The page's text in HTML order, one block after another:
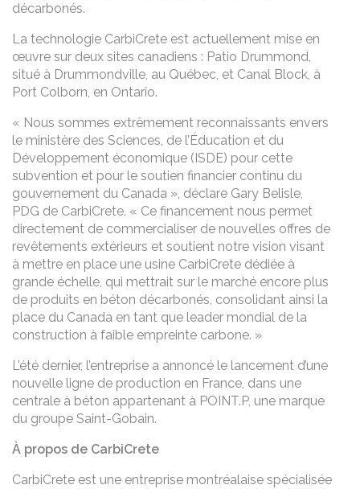
décarbonés.
La technologie CarbiCrete est actuellement mise en
œuvre sur deux sites canadiens : Patio Drummond,
situé à Drummondville, au Québec, et Canal Block, à
Port Colborn, en Ontario.
« Nous sommes extrêmement reconnaissants envers
le ministère des Sciences, de l’Éducation et du
Développement économique (ISDE) pour cette
subvention et pour le soutien financier continu du
gouvernement du Canada », déclare Gary Belisle,
PDG de CarbiCrete. « Ce financement nous permet
directement de commercialiser de nouvelles offres de
revêtements extérieurs et soutient notre vision visant
à mettre en place une usine CarbiCrete dédiée à
grande échelle, qui mettrait sur le marché encore plus
de produits en béton décarbonés, consolidant ainsi la
place du Canada en tant que leader mondial de la
construction à faible empreinte carbone. »
L’été dernier, l’entreprise a annoncé le lancement d’une
nouvelle ligne de production en France, dans une
centrale à béton appartenant à POINT.P, une marque
du groupe Saint-Gobain.
À propos de CarbiCrete
CarbiCrete est une entreprise montréalaise spécialisée